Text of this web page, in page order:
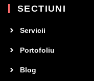
SECTIUNI
Servicii
Portofoliu
Blog